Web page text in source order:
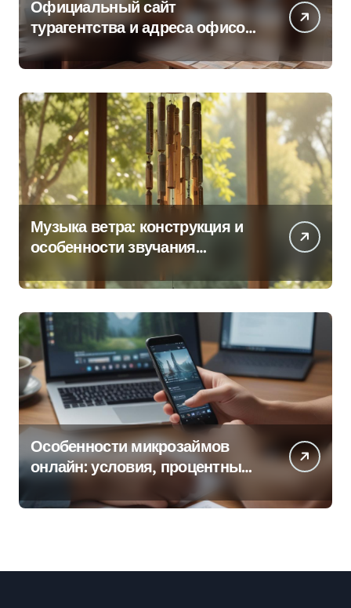
Официальный сайт
турагентства и адреса офисов
продаж по регионам
Музыка ветра: конструкция и
особенности звучания
Особенности микрозаймов
онлайн: условия, процентные
ставки и порядок оформления